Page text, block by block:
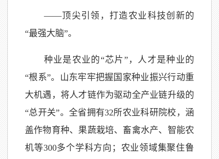
——顶尖引领，打造农业科技创新的
“最强大脑”。
种业是农业的“芯片”，人才是种业的
“根系”。山东牢牢把握国家种业振兴行动重
大机遇，将人才链作为驱动全产业链升级的
“总开关”。全省拥有32所农业科研院校，涵
盖作物育种、果蔬栽培、畜禽水产、智能农
机等300多个学科方向；农业领域集聚住鲁